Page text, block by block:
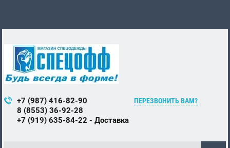
+7 (987) 416-82-90
8 (8553) 36-92-28
+7 (919) 635-84-22 - Доставка
ПЕРЕЗВОНИТЬ ВАМ?